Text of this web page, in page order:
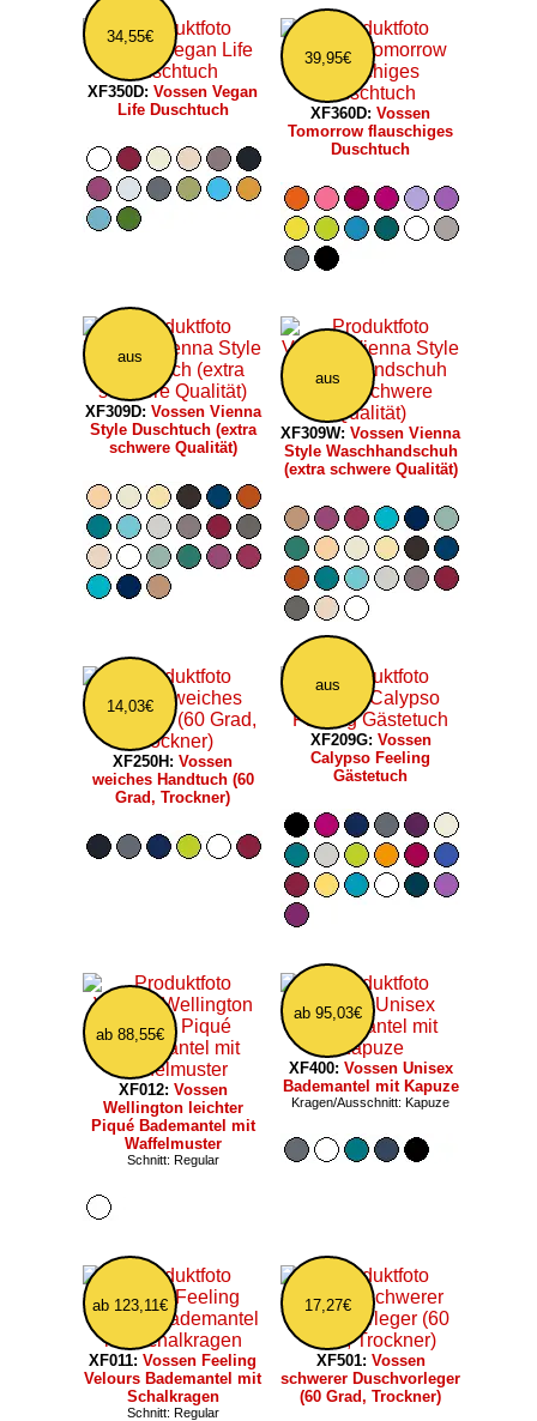
34,55€
XF350D: Vossen Vegan
Life Duschtuch
39,95€
XF360D: Vossen
Tomorrow flauschiges
Duschtuch
aus
XF309D: Vossen Vienna
Style Duschtuch (extra
schwere Qualität)
aus
XF309W: Vossen Vienna
Style Waschhandschuh
(extra schwere Qualität)
14,03€
XF250H: Vossen
weiches Handtuch (60
Grad, Trockner)
aus
XF209G: Vossen
Calypso Feeling
Gästetuch
ab 88,55€
XF012: Vossen
Wellington leichter
Piqué Bademantel mit
Waffelmuster
Schnitt: Regular
ab 95,03€
XF400: Vossen Unisex
Bademantel mit Kapuze
Kragen/Ausschnitt: Kapuze
ab 123,11€
XF011: Vossen Feeling
Velours Bademantel mit
Schalkragen
Schnitt: Regular
17,27€
XF501: Vossen
schwerer Duschvorleger
(60 Grad, Trockner)